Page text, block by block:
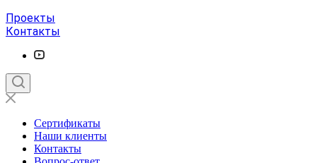
Проекты
Контакты
Сертификаты
Наши клиенты
Контакты